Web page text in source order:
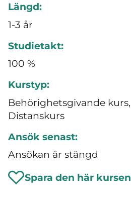
Längd:
1-3 år
Studietakt:
100 %
Kurstyp:
Behörighetsgivande kurs,
Distanskurs
Ansök senast:
Ansökan är stängd
Spara den här kursen